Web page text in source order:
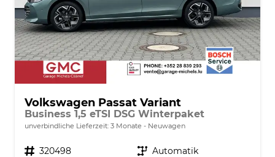
Volkswagen Passat Variant
Business 1,5 eTSI DSG Winterpaket
unverbindliche Lieferzeit: 3 Monate Neuwagen
Fahrzeugnr. 320498 Getriebe Automatik